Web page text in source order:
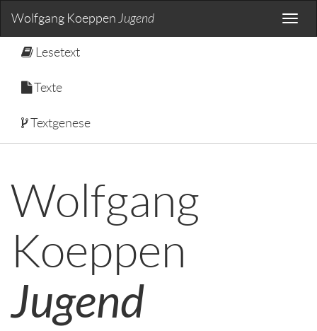
Toggle
Wolfgang Koeppen Jugend
Lesetext
Texte
Textgenese
Wolfgang
Koeppen
Jugend